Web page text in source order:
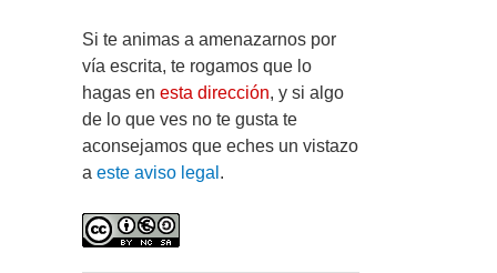
Si te animas a amenazarnos por
vía escrita, te rogamos que lo
hagas en esta dirección, y si algo
de lo que ves no te gusta te
aconsejamos que eches un vistazo
a este aviso legal .